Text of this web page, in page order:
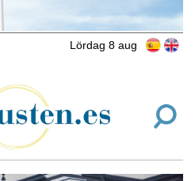
Lördag 8 aug